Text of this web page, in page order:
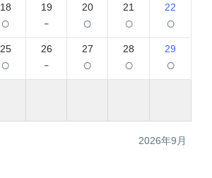
18
○
19
-
20
○
21
○
22
○
25
○
26
-
27
○
28
○
29
○
2026年9月